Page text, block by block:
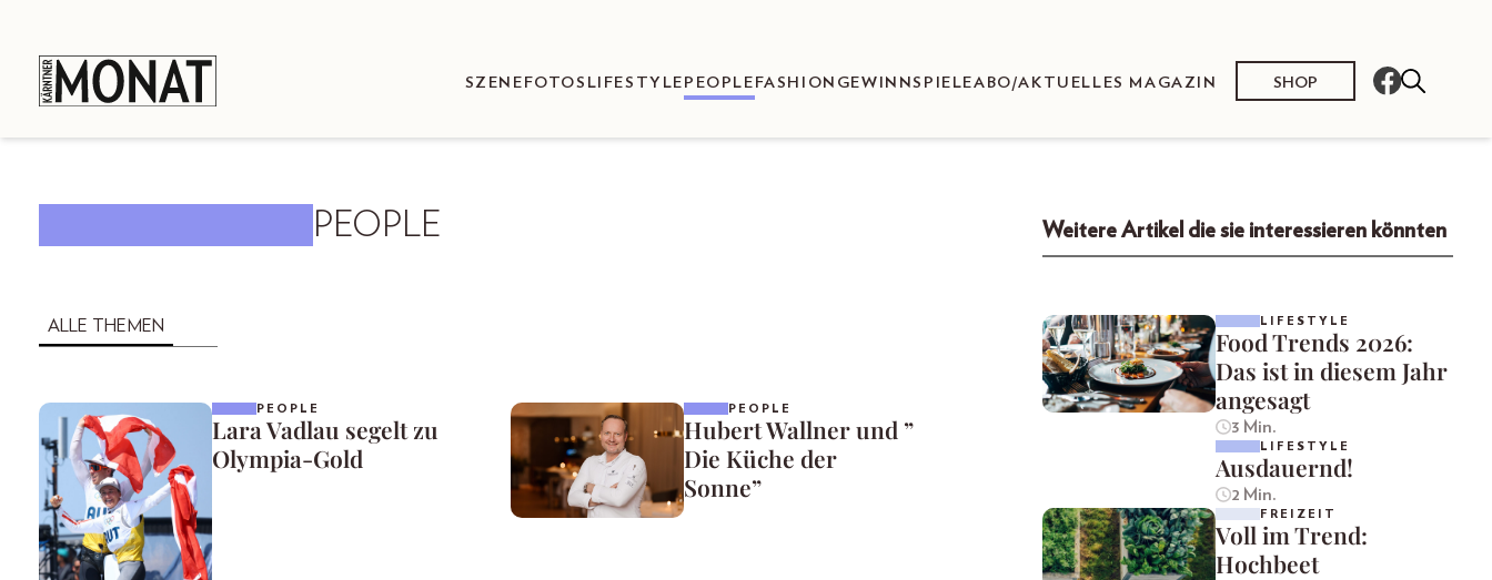
SZENEFOTOS LIFESTYLE PEOPLE FASHION GEWINNSPIELEABO/AKTUELLES MAGAZIN SHOP
PEOPLE
ALLE THEMEN
PEOPLE
Lara Vadlau segelt zu
Olympia-Gold
PEOPLE
Hubert Wallner und ”
Die Küche der
Sonne”
Weitere Artikel die sie interessieren könnten
LIFESTYLE
Food Trends 2026:
Das ist in diesem Jahr
angesagt
3 Min.
LIFESTYLE
Ausdauernd!
2 Min.
FREIZEIT
Voll im Trend:
Hochbeet